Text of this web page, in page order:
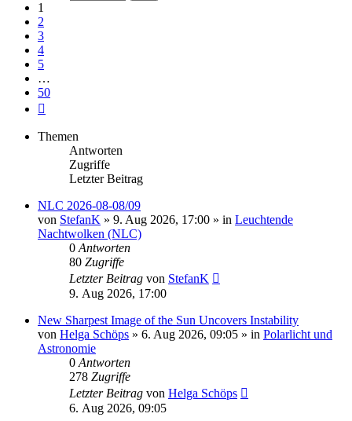
1
2
3
4
5
…
50
Themen
Antworten
Zugriffe
Letzter Beitrag
NLC 2026-08-08/09
von StefanK » 9. Aug 2026, 17:00 » in Leuchtende
Nachtwolken (NLC)
0 Antworten
80 Zugriffe
Letzter Beitrag von StefanK
9. Aug 2026, 17:00
New Sharpest Image of the Sun Uncovers Instability
von Helga Schöps » 6. Aug 2026, 09:05 » in Polarlicht und
Astronomie
0 Antworten
278 Zugriffe
Letzter Beitrag von Helga Schöps
6. Aug 2026, 09:05